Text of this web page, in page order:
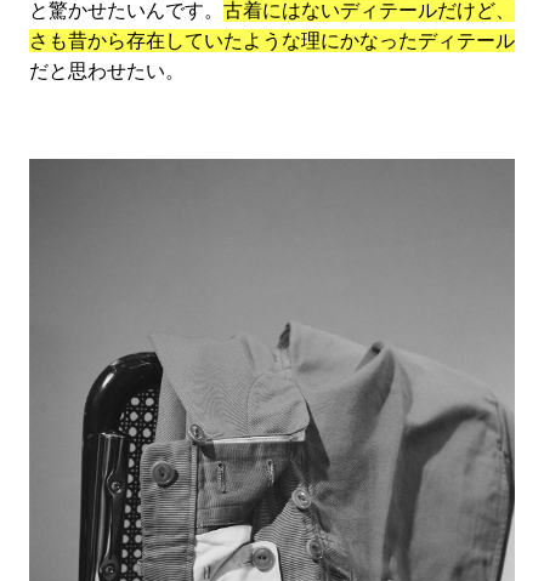
と驚かせたいんです。 古着にはないディテールだけど、
さも昔から存在していたような理にかなったディテール
だと思わせたい。